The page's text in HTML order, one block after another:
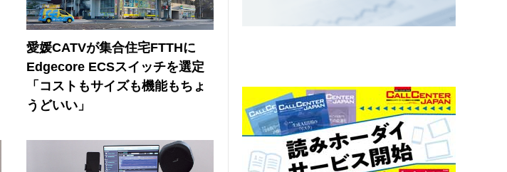
愛媛CATVが集合住宅FTTHに
Edgecore ECSスイッチを選定
「コストもサイズも機能もちょ
うどいい」